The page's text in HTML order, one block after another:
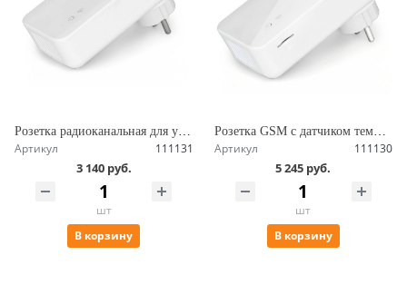
Розетка радиоканальная для управления питанием 16А с нагрузкой 3.5 кВт, датчик температуры SimPal-T20-V2
Артикул 111131
3 140 руб.
шт
В корзину
Розетка GSM c датчиком температуры и радиомодулем, до 3500 Вт, управление по SMS, возможностЬ подключения дополнительных розеток SimPal-T40-V2
Артикул 111130
5 245 руб.
шт
В корзину